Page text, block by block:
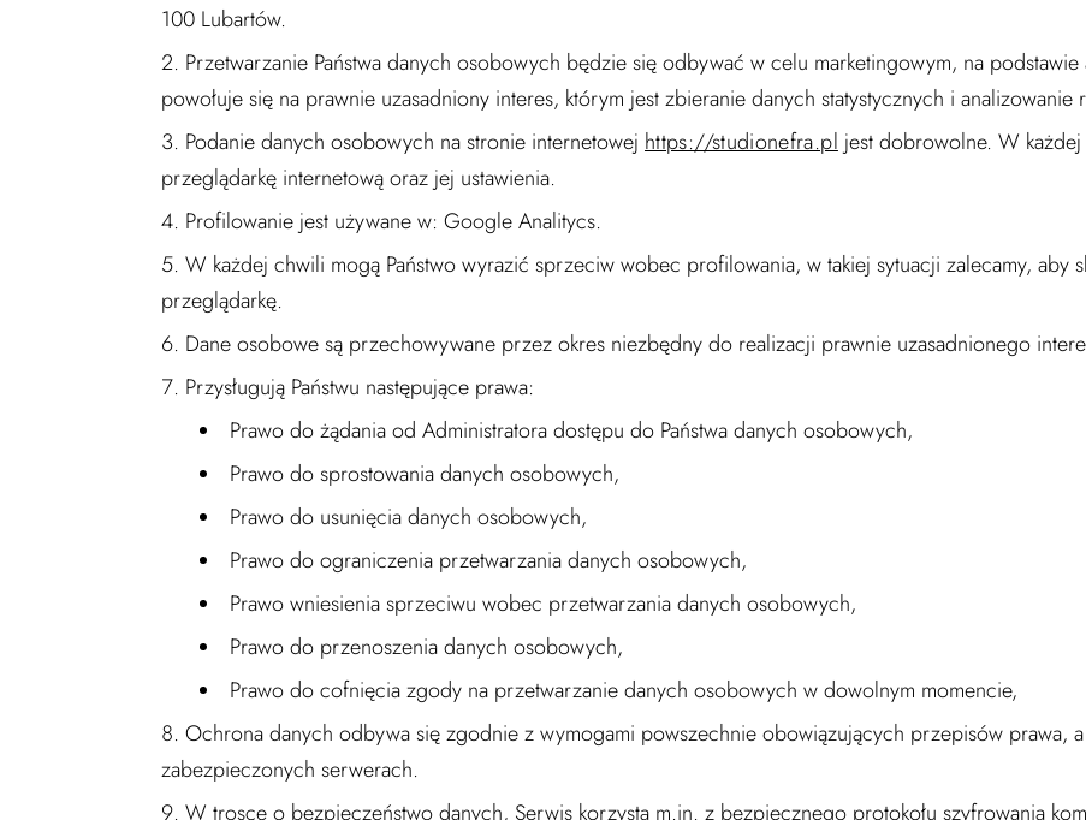
100 Lubartów.
Przetwarzanie Państwa danych osobowych będzie się odbywać w celu marketingowym, na
powołuje się na prawnie uzasadniony interes, którym jest zbieranie danych statystycznych i
Podanie danych osobowych na stronie internetowej https://studionefra.pl jest dobrowolne. W każdej
przeglądarkę internetową oraz jej ustawienia.
Profilowanie jest używane w: Google Analitycs.
W każdej chwili mogą Państwo wyrazić sprzeciw wobec profilowania, w takiej sytuacji zalecamy, aby
przeglądarkę.
Dane osobowe są przechowywane przez okres niezbędny do realizacji prawnie uzasadnionego
Przysługują Państwu następujące prawa:
Prawo do żądania od Administratora dostępu do Państwa danych osobowych,
Prawo do sprostowania danych osobowych,
Prawo do usunięcia danych osobowych,
Prawo do ograniczenia przetwarzania danych osobowych,
Prawo wniesienia sprzeciwu wobec przetwarzania danych osobowych,
Prawo do przenoszenia danych osobowych,
Prawo do cofnięcia zgody na przetwarzanie danych osobowych w dowolnym momencie,
Ochrona danych odbywa się zgodnie z wymogami powszechnie obowiązujących przepisów prawa,
zabezpieczonych serwerach.
W trosce o bezpieczeństwo danych, Serwis korzysta m.in. z bezpiecznego protokołu szyfrowania